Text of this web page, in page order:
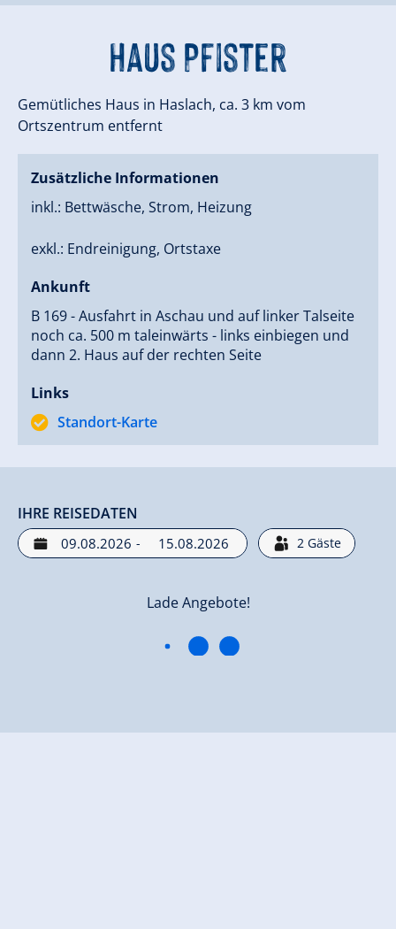
Haus Pfister
Gemütliches Haus in Haslach, ca. 3 km vom
Ortszentrum entfernt
Zusätzliche Informationen
inkl.: Bettwäsche, Strom, Heizung
exkl.: Endreinigung, Ortstaxe
Ankunft
B 169 - Ausfahrt in Aschau und auf linker Talseite
noch ca. 500 m taleinwärts - links einbiegen und
dann 2. Haus auf der rechten Seite
Links
Standort-Karte
IHRE REISEDATEN
- 2 Gäste
Lade Angebote!